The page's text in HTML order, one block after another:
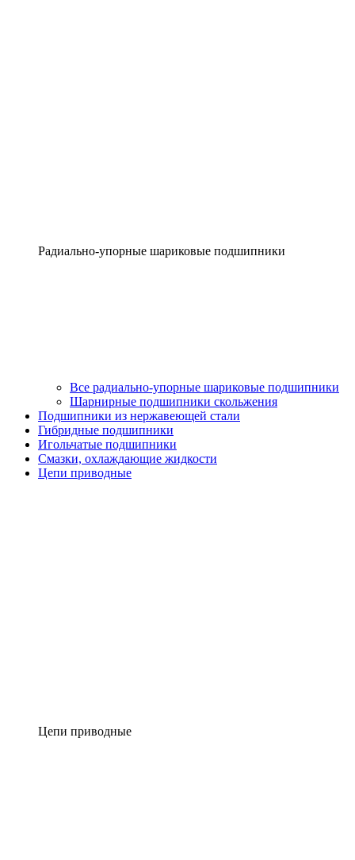
Радиально-упорные шариковые подшипники
Все радиально-упорные шариковые подшипники
Шарнирные подшипники скольжения
Подшипники из нержавеющей стали
Гибридные подшипники
Игольчатые подшипники
Смазки, охлаждающие жидкости
Цепи приводные
Цепи приводные